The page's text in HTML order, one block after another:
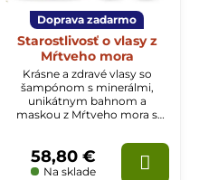
Doprava zadarmo
Starostlivosť o vlasy z
Mŕtveho mora
Krásne a zdravé vlasy so
šampónom s minerálmi,
unikátnym bahnom a
maskou z Mŕtveho mora s
Na sklade
58,80 €